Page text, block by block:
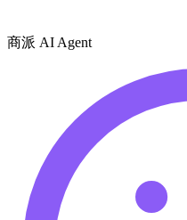
商派 AI Agent